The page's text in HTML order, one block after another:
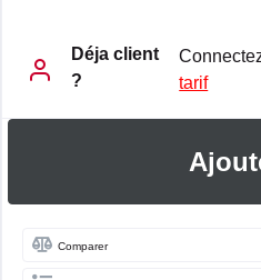
Déja client
?
tarif
Comparer